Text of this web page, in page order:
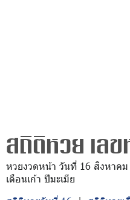
สถิติหวย เลข
หวยงวดหน้า วันที่ 16 สิงหาค
เดือนเก้า ปีมะเมีย